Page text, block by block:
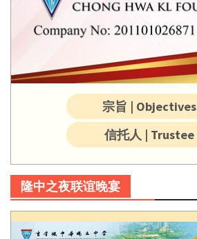
宗旨 | Objectives
信托人 | Trustee
隆中之夜联谊晚宴